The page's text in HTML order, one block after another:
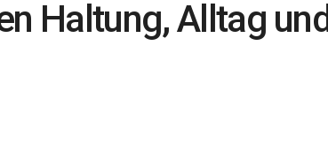
Haltung, Alltag und